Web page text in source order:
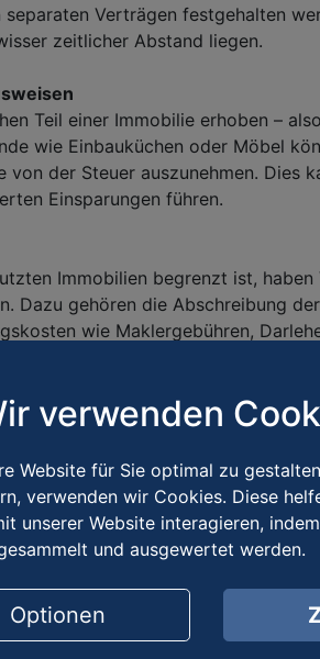
Verträgen festgehalten
zeitlicher Abstand liegen.
Teil einer Immobilie erhoben –
wie Einbauküchen oder Möbel
der Steuer auszunehmen. Dies
Einsparungen führen.
Immobilien begrenzt ist, haben
Dazu gehören die Abschreibung der
wie Maklergebühren,
der Immobilie kann durch ein
und damit Steuerersparnisse
innerhalb der Familie
innerhalb der Familie (in gerader
Dies gilt auch für adoptierte
mit sich bringen kann.
für Immobilieneigentümer
sind ebenso groß. Besonders für
bieten sich zahlreiche legale Wege,
verwenden
Website für Sie optimal zu
verwenden wir Cookies. Diese
unserer Website interagieren,
und ausgewertet werden.
Optionen